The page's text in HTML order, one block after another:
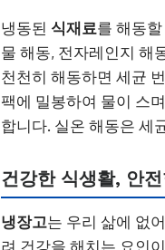
냉동된 식재료를 해동
물 해동, 전자레인지 해
천천히 해동하면 세균
팩에 밀봉하여 물이 스
합니다. 실온 해동은 세
건강한 식생활, 안
냉장고는 우리 삶에 없
려 건강을 해치는 요인